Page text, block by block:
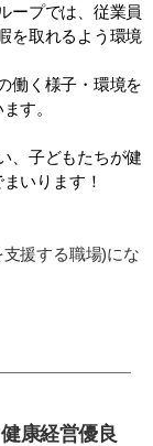
ープでは、従業員
を取れるよう環境
働く様子・環境を
す。
、子どもたちが健
いります！
支援する職場)にな
康経営優良